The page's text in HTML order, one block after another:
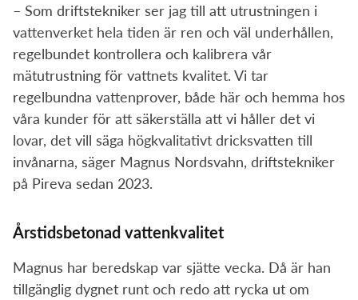
– Som driftstekniker ser jag till att utrustningen i
vattenverket hela tiden är ren och väl underhållen,
regelbundet kontrollera och kalibrera vår
mätutrustning för vattnets kvalitet. Vi tar
regelbundna vattenprover, både här och hemma hos
våra kunder för att säkerställa att vi håller det vi
lovar, det vill säga högkvalitativt dricksvatten till
invånarna, säger Magnus Nordsvahn, driftstekniker
på Pireva sedan 2023.
Årstidsbetonad vattenkvalitet
Magnus har beredskap var sjätte vecka. Då är han
tillgänglig dygnet runt och redo att rycka ut om